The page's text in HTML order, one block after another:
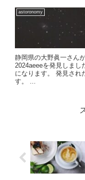
astoronomy
静岡県の大野眞一さん
2024aeeeを発見しまし
になります。 発見され
す。 ...